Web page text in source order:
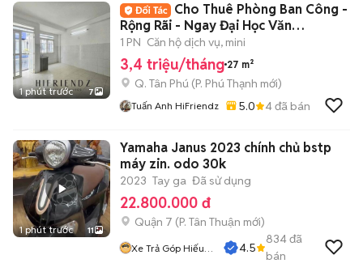
1 phút trước 7
Cho Thuê Phòng Ban Công -
Rộng Rãi - Ngay Đại Học Văn
Hiến,Đầm Sen
1 PN Căn hộ dịch vụ, mini
3,4 triệu/tháng 27 m²
Q. Tân Phú (P. Phú Thạnh mới)
Tuấn Anh HiFriendz 5.0 4đã bán
1 phút trước 11
Yamaha Janus 2023 chính chủ bstp
máy zin. odo 30k
2023 Tay ga Đã sử dụng
22.800.000 đ
Quận 7 (P. Tân Thuận mới)
Xe Trả Góp Hiếu
4.5
834đã
bán